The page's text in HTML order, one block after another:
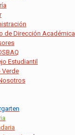
de Dirección Académica
Estudiantil
Verde